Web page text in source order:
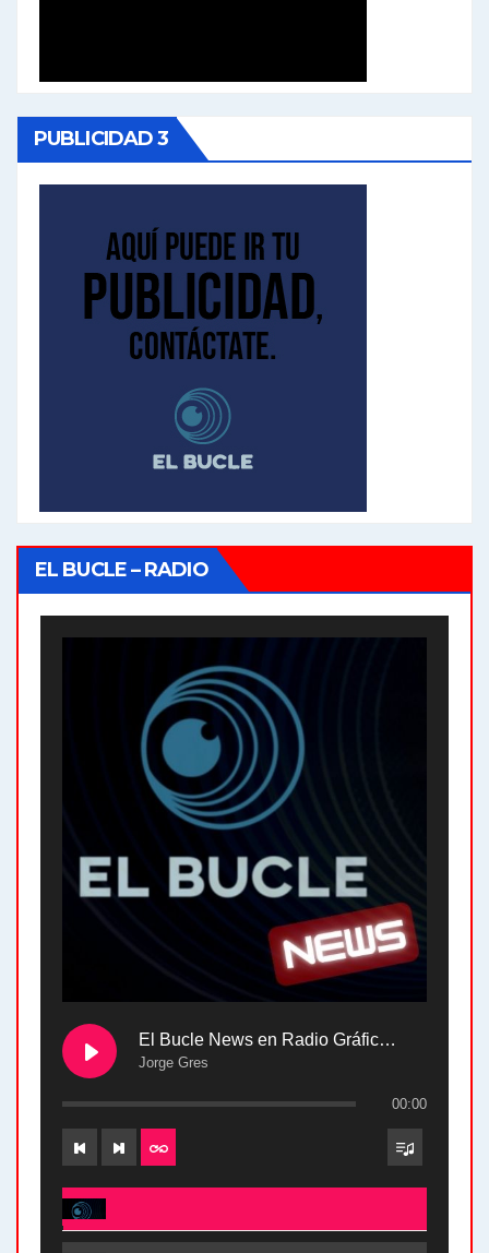
PUBLICIDAD 3
EL BUCLE – RADIO
El Bucle News en Radio Gráfica. Bloque 2 . 28.04.24
Jorge Gres
00:00
El Bucle News en Radio Gráfica. Bloque 2 . 28.04.24 - Jorge Gres